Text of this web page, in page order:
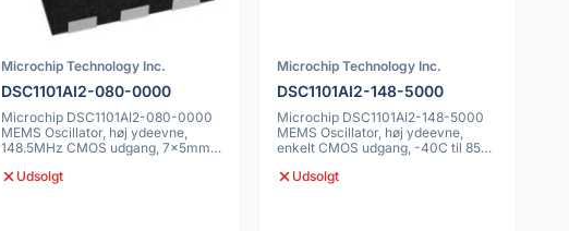
Microchip Technology Inc.
DSC1101AI2-080-0000
Microchip DSC1101AI2-080-0000
MEMS Oscillator, høj ydeevne,
148.5MHz CMOS udgang, 7x5mm,
Udsolgt
Microchip Technology Inc.
DSC1101AI2-148-5000
Microchip DSC1101AI2-148-5000
MEMS Oscillator, høj ydeevne,
enkelt CMOS udgang, -40C til 85C,
Udsolgt